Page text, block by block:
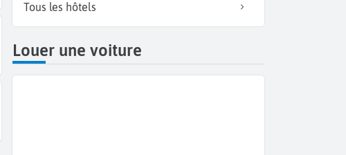
Tous les hôtels
Louer une voiture